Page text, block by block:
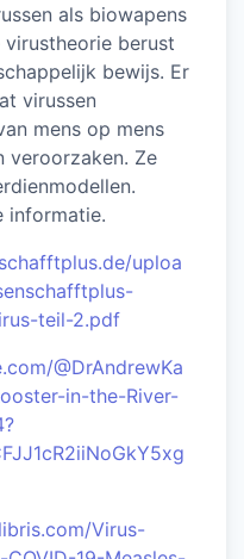
als biowapens
berust
bewijs. Er
virussen
mens op mens
veroorzaken. Ze
informatie.
uploa
teil-2.pdf
@DrAndrewKa
in-the-River-
Virus-